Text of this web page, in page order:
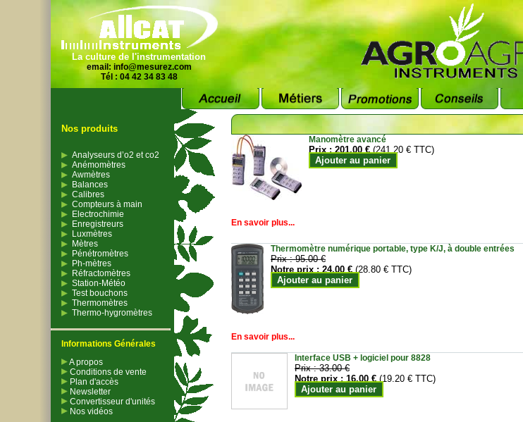
La culture de l'instrumentation
email: info@mesurez.com
Tél : 04 42 34 83 48
Nos produits
Analyseurs d’o2 et co2
Anémomètres
Awmètres
Balances
Calibres
Compteurs à main
Electrochimie
Enregistreurs
Luxmètres
Mètres
Pénétromètres
Ph-mètres
Réfractomètres
Station-Météo
Test bouchons
Thermomètres
Thermo-hygromètres
Informations Générales
A propos
Conditions de vente
Plan d'accès
Newsletter
Convertisseur d'unités
Nos vidéos
Manomètre avancé
Prix :201.00 € (241.20 € TTC)
Ajouter au panier
En savoir plus...
Thermomètre numérique portable, type K/J, à double entrées
Prix :95.00 €
Notre prix :24.00 € (28.80 € TTC)
Ajouter au panier
En savoir plus...
Interface USB + logiciel pour 8828
Prix :33.00 €
Notre prix :16.00 € (19.20 € TTC)
Ajouter au panier